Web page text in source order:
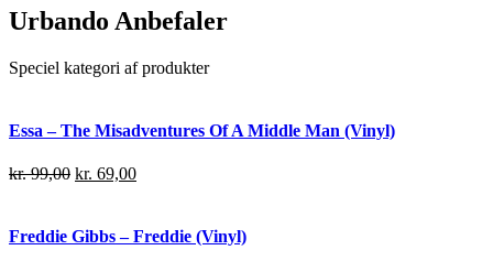
Urbando Anbefaler
Speciel kategori af produkter
Essa – The Misadventures Of A Middle Man (Vinyl)
kr.99,00 kr. 69,00
Freddie Gibbs – Freddie (Vinyl)